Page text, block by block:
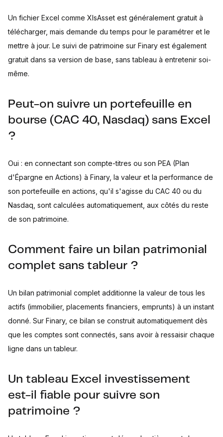
Un fichier Excel comme XlsAsset est généralement gratuit à
télécharger, mais demande du temps pour le paramétrer et le
mettre à jour. Le suivi de patrimoine sur Finary est également
gratuit dans sa version de base, sans tableau à entretenir soi-
même.
Peut-on suivre un portefeuille en
bourse (CAC 40, Nasdaq) sans Excel
?
Oui : en connectant son compte-titres ou son PEA (Plan
d'Épargne en Actions) à Finary, la valeur et la performance de
son portefeuille en actions, qu'il s'agisse du CAC 40 ou du
Nasdaq, sont calculées automatiquement, aux côtés du reste
de son patrimoine.
Comment faire un bilan patrimonial
complet sans tableur ?
Un bilan patrimonial complet additionne la valeur de tous les
actifs (immobilier, placements financiers, emprunts) à un instant
donné. Sur Finary, ce bilan se construit automatiquement dès
que les comptes sont connectés, sans avoir à ressaisir chaque
ligne dans un tableur.
Un tableau Excel investissement
est-il fiable pour suivre son
patrimoine ?